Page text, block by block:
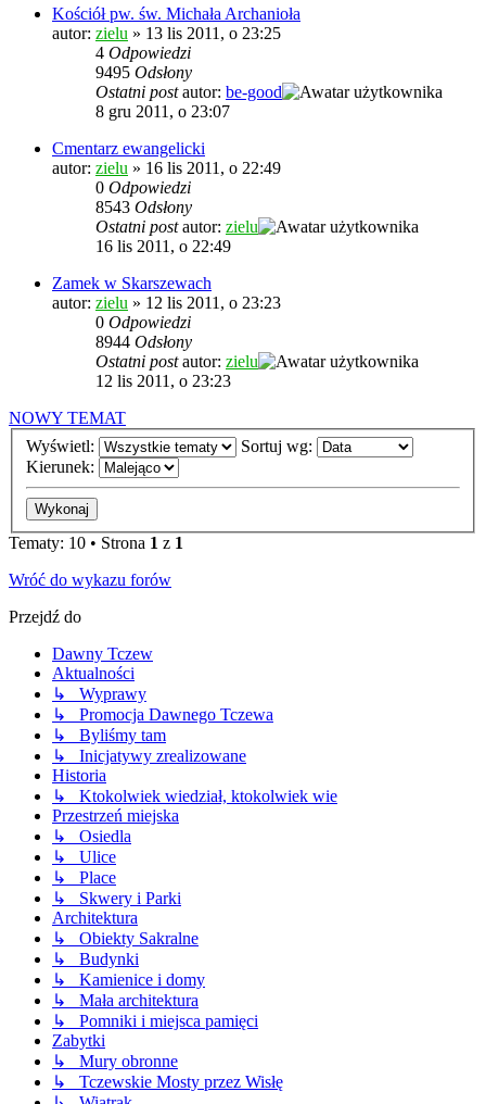
Kościół pw. św. Michała Archanioła
autor: zielu » 13 lis 2011, o 23:25
4 Odpowiedzi
9495 Odsłony
Ostatni postautor: be-good
8 gru 2011, o 23:07
Cmentarz ewangelicki
autor: zielu » 16 lis 2011, o 22:49
0 Odpowiedzi
8543 Odsłony
Ostatni postautor: zielu
16 lis 2011, o 22:49
Zamek w Skarszewach
autor: zielu » 12 lis 2011, o 23:23
0 Odpowiedzi
8944 Odsłony
Ostatni postautor: zielu
12 lis 2011, o 23:23
NOWY TEMAT
Wyświetl:
Sortuj wg:
Kierunek:
Tematy: 10 • Strona 1 z 1
Wróć do wykazu forów
Przejdź do
Dawny Tczew
Aktualności
↳ Wyprawy
↳ Promocja Dawnego Tczewa
↳ Byliśmy tam
↳ Inicjatywy zrealizowane
Historia
↳ Ktokolwiek wiedział, ktokolwiek wie
Przestrzeń miejska
↳ Osiedla
↳ Ulice
↳ Place
↳ Skwery i Parki
Architektura
↳ Obiekty Sakralne
↳ Budynki
↳ Kamienice i domy
↳ Mała architektura
↳ Pomniki i miejsca pamięci
Zabytki
↳ Mury obronne
↳ Tczewskie Mosty przez Wisłę